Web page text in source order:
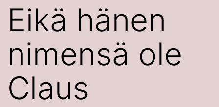
Eikä hänen
nimensä ole
Claus